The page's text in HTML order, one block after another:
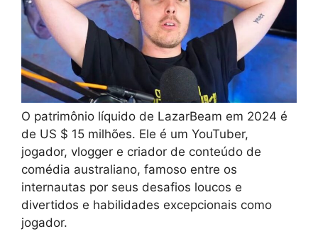
O patrimônio líquido de LazarBeam em 2024 é
de US $ 15 milhões. Ele é um YouTuber,
jogador, vlogger e criador de conteúdo de
comédia australiano, famoso entre os
internautas por seus desafios loucos e
divertidos e habilidades excepcionais como
jogador.